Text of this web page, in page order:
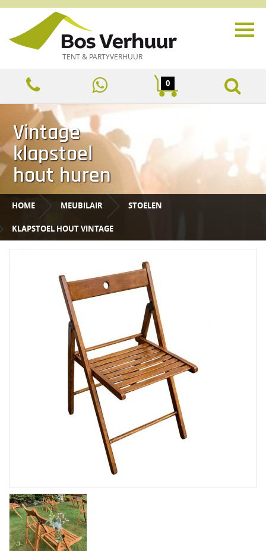
TENT & PARTYVERHUUR
0
Vintage
klapstoel
hout huren
HOME MEUBILAIR STOELEN
KLAPSTOEL HOUT VINTAGE